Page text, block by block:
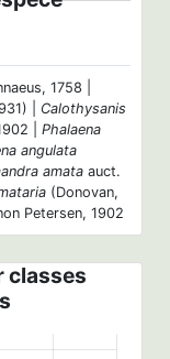
1758 |
| Calothysanis
| Phalaena
angulata
amata auct.
(Donovan,
Petersen, 1902
classes